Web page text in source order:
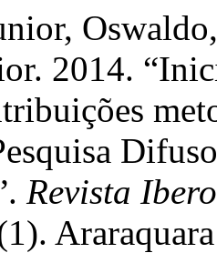
2014.
Revista